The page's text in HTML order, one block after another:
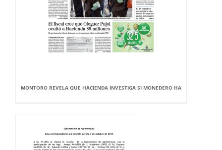
MONTORO REVELA QUE HACIENDA INVESTIGA SI MONEDERO HA